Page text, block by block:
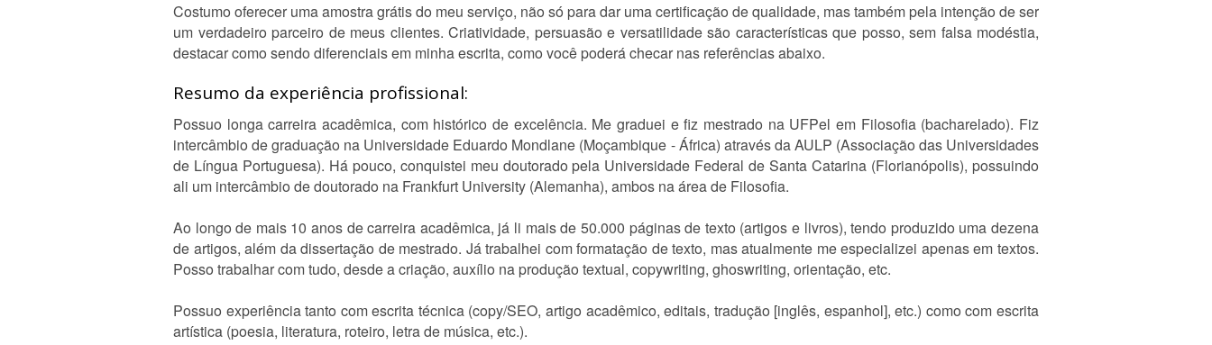
Costumo oferecer uma amostra grátis do meu serviço, não só para dar uma certificação de qualidade, mas também pela intenção de ser
um verdadeiro parceiro de meus clientes. Criatividade, persuasão e versatilidade são características que posso, sem falsa modéstia,
destacar como sendo diferenciais em minha escrita, como você poderá checar nas referências abaixo.
Resumo da experiência profissional:
Possuo longa carreira acadêmica, com histórico de excelência. Me graduei e fiz mestrado na UFPel em Filosofia (bacharelado). Fiz
intercâmbio de graduação na Universidade Eduardo Mondlane (Moçambique - África) através da AULP (Associação das Universidades
de Língua Portuguesa). Há pouco, conquistei meu doutorado pela Universidade Federal de Santa Catarina (Florianópolis), possuindo
ali um intercâmbio de doutorado na Frankfurt University (Alemanha), ambos na área de Filosofia.
Ao longo de mais 10 anos de carreira acadêmica, já li mais de 50.000 páginas de texto (artigos e livros), tendo produzido uma dezena
de artigos, além da dissertação de mestrado. Já trabalhei com formatação de texto, mas atualmente me especializei apenas em textos.
Posso trabalhar com tudo, desde a criação, auxílio na produção textual, copywriting, ghoswriting, orientação, etc.
Possuo experiência tanto com escrita técnica (copy/SEO, artigo acadêmico, editais, tradução [inglês, espanhol], etc.) como com escrita
artística (poesia, literatura, roteiro, letra de música, etc.).